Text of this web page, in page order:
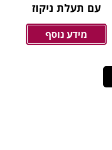
עם תעלת ניקוז
מידע נוסף